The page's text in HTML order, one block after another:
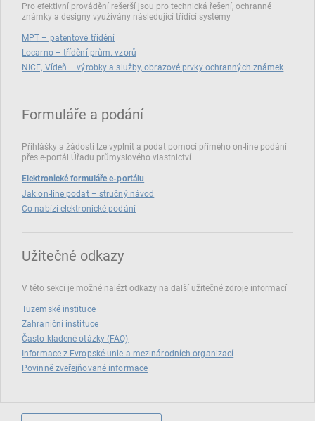
Pro efektivní provádění rešerší jsou pro technická řešení, ochranné
známky a designy využívány následující třídící systémy
MPT – patentové třídění
Locarno – třídění prům. vzorů
NICE, Vídeň – výrobky a služby, obrazové prvky ochranných známek
Formuláře a podání
Přihlášky a žádosti lze vyplnit a podat pomocí přímého on‑line podání
přes e‑portál Úřadu průmyslového vlastnictví
Elektronické formuláře e-portálu
Jak on-line podat – stručný návod
Co nabízí elektronické podání
Užitečné odkazy
V této sekci je možné nalézt odkazy na další užitečné zdroje informací
Tuzemské instituce
Zahraniční instituce
Často kladené otázky (FAQ)
Informace z Evropské unie a mezinárodních organizací
Povinně zveřejňované informace